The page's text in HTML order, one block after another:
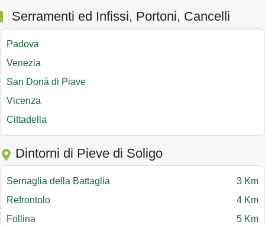
Serramenti ed Infissi, Portoni, Cancelli
Padova
Venezia
San Donà di Piave
Vicenza
Cittadella
Dintorni di Pieve di Soligo
Sernaglia della Battaglia
3 Km
Refrontolo
4 Km
Follina
5 Km